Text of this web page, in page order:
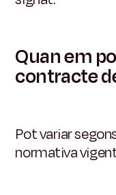
Quan em
contracte
Pot variar
normativa